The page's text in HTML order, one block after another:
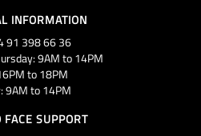
INFORMATION
91 398 66 36
9AM to 14PM
to 18PM
9AM to 14PM
FACE SUPPORT